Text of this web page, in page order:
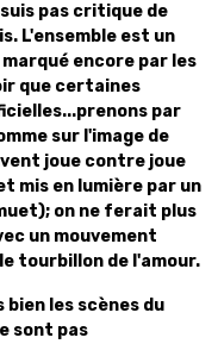
pas critique de
L'ensemble est un
encore par les
que certaines
par
sur l'image de
joue contre joue
mis en lumière par un
on ne ferait plus
un mouvement
tourbillon de l'amour.
les scènes du
sont pas